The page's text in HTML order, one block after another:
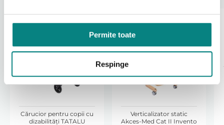
Permite toate
Respinge
Curatare manuala cu laveta umeda.
Nu se utilizeaza detergenti agresivi.
Se depoziteaza intr-un loc uscat.
Respectarea acestor recomandari ajuta la prelungirea
duratei de utilizare.
Cărucior pentru copii cu
dizabilităţi TATALU
Verticalizator static
Akces-Med Cat II Invento